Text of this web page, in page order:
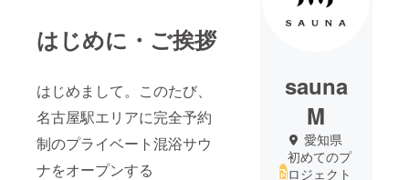
はじめに・ご挨拶
はじめまして。このたび、
名古屋駅エリアに完全予約
制のプライベート混浴サウ
ナをオープンする
sauna
M
愛知県
初めてのプ
ロジェクト